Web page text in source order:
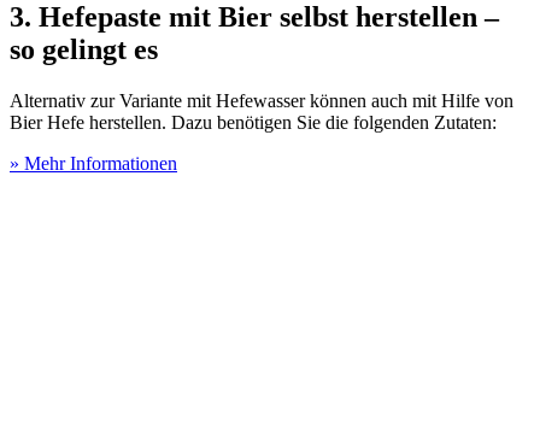
3. Hefepaste mit Bier selbst herstellen –
so gelingt es
Alternativ zur Variante mit Hefewasser können auch mit Hilfe von
Bier Hefe herstellen. Dazu benötigen Sie die folgenden Zutaten:
» Mehr Informationen